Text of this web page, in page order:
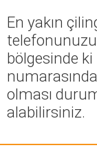
En yakın
bölgesinde
olması
alabilirsiniz.